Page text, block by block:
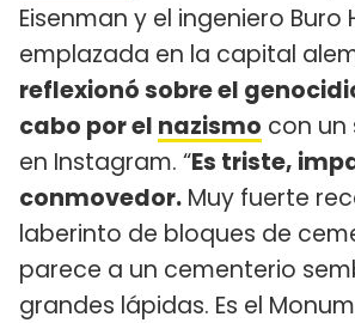
Eisenman y el ingeniero Buro
emplazada en la capital
reflexionó sobre el
cabo por el nazismo con un
en Instagram. “Es triste,
conmovedor. Muy fuerte
laberinto de bloques de
parece a un cementerio
grandes lápidas. Es el